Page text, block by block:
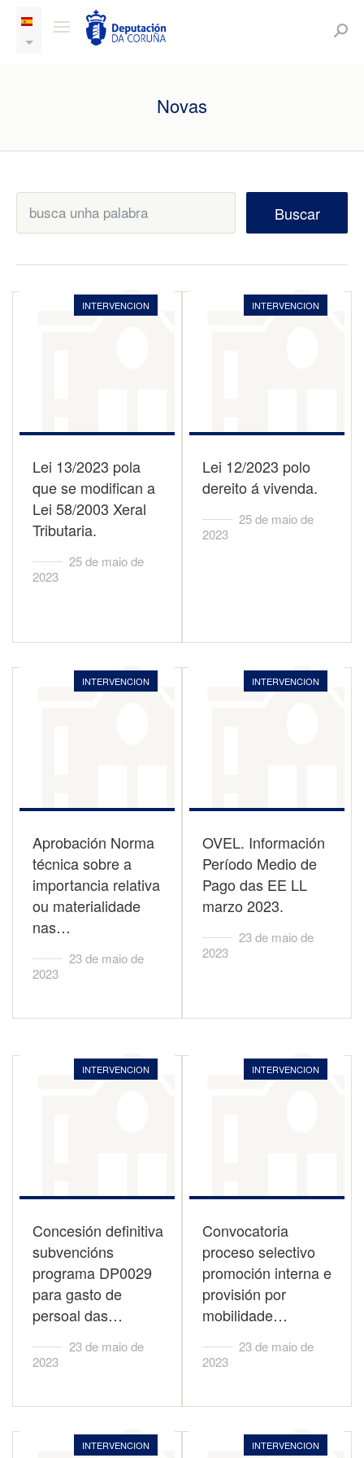
Novas
Buscar
INTERVENCION
Lei 13/2023 pola
que se modifican a
Lei 58/2003 Xeral
Tributaria.
25 de maio de
2023
INTERVENCION
Lei 12/2023 polo
dereito á vivenda.
25 de maio de
2023
INTERVENCION
Aprobación Norma
técnica sobre a
importancia relativa
ou materialidade
nas…
23 de maio de
2023
INTERVENCION
OVEL. Información
Período Medio de
Pago das EE LL
marzo 2023.
23 de maio de
2023
INTERVENCION
Concesión definitiva
subvencións
programa DP0029
para gasto de
persoal das…
23 de maio de
2023
INTERVENCION
Convocatoria
proceso selectivo
promoción interna e
provisión por
mobilidade…
23 de maio de
2023
INTERVENCION INTERVENCION